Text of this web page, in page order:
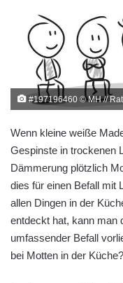
#197196460 © MH //
Wenn kleine weiße
Gespinste in trockenen
Dämmerung plötzlich
dies für einen Befall mit
allen Dingen in der
entdeckt hat, kann man
umfassender Befall
bei Motten in der Küche?